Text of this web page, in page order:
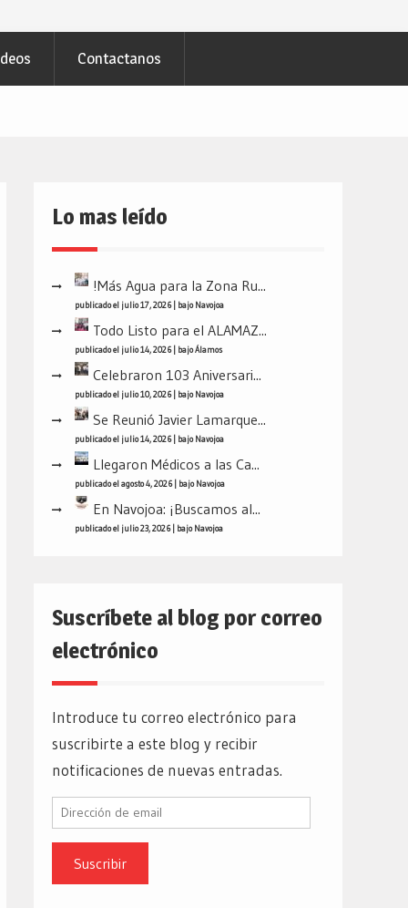
Contactanos
Lo mas leído
!Más Agua para la Zona Ru...
publicado el julio 17, 2026| bajoNavojoa
Todo Listo para el ALAMAZ...
publicado el julio 14, 2026| bajoÁlamos
Celebraron 103 Aniversari...
publicado el julio 10, 2026| bajoNavojoa
Se Reunió Javier Lamarque...
publicado el julio 14, 2026| bajoNavojoa
Llegaron Médicos a las Ca...
publicado el agosto 4, 2026| bajoNavojoa
En Navojoa: ¡Buscamos al...
publicado el julio 23, 2026| bajoNavojoa
Suscríbete al blog por correo
electrónico
Introduce tu correo electrónico para
suscribirte a este blog y recibir
notificaciones de nuevas entradas.
Dirección
email